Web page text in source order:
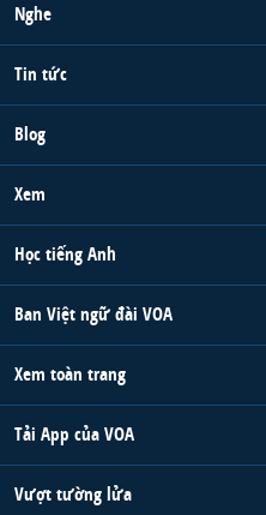
Nghe
Tin tức
Blog
Xem
Học tiếng Anh
Ban Việt ngữ đài VOA
Xem toàn trang
Tải App của VOA
Vượt tường lửa